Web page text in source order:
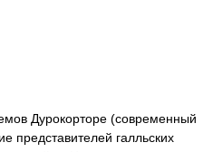
Дурокорторе (современный
представителей галльских